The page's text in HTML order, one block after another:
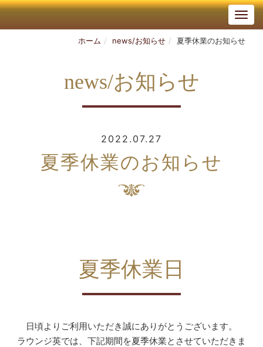
ホーム news/お知らせ 夏季休業のお知らせ
news/お知らせ
2022.07.27
夏季休業のお知らせ
夏季休業日
日頃よりご利用いただき誠にありがとうございます。
ラウンジ英では、 下記期間を夏季休業とさせていただきま